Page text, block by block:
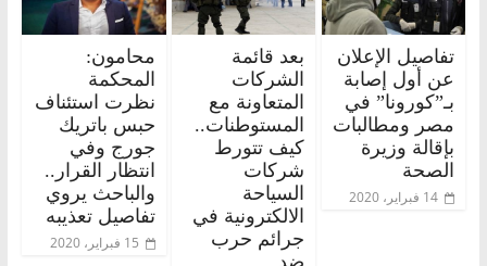
تفاصيل الإعلان
عن أول إصابة
بـ”كورونا” في
مصر ومطالبات
بإقالة وزيرة
الصحة
14 فبراير، 2020
بعد قائمة
الشركات
المتعاونة مع
المستوطنات..
كيف تتورط
شركات
السياحة
الالكترونية في
جرائم حرب
ضد
محامون:
المحكمة
نظرت استئناف
حبس باتريك
جورج وفي
انتظار القرار..
والباحث يروي
تفاصيل تعذيبه
15 فبراير، 2020